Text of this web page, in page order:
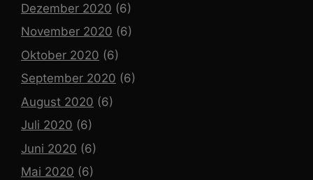
Dezember 2020 (6)
November 2020 (6)
Oktober 2020 (6)
September 2020 (6)
August 2020 (6)
Juli 2020 (6)
Juni 2020 (6)
Mai 2020 (6)